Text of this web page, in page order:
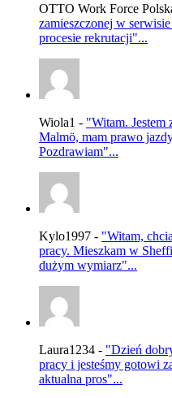
OTTO Work Force
zamieszczonej w
procesie rekrutacji"...
Wiola1 - "Witam. Jestem
Malmö, mam prawo
Pozdrawiam"...
Kylo1997 - "Witam,
pracy. Mieszkam w
dużym wymiarz"...
Laura1234 - "Dzień
pracy i jesteśmy gotowi
aktualna pros"...